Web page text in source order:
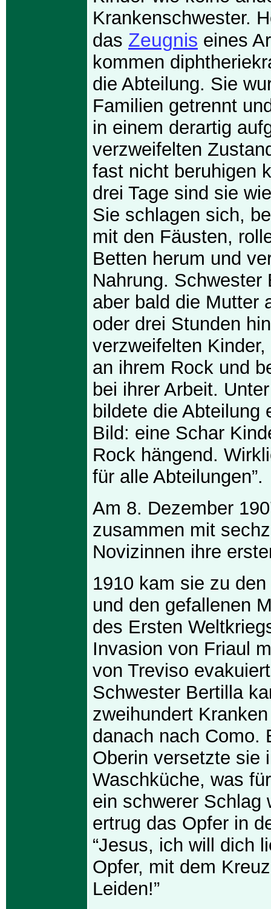
Krankenschwester.
das Zeugnis eines
kommen
die Abteilung. Sie
Familien getrennt
in einem derartig
verzweifelten
fast nicht beruhigen
drei Tage sind sie
Sie schlagen sich,
mit den Fäusten,
Betten herum und
Nahrung. Schwester
aber bald die Mutter
oder drei Stunden
verzweifelten
an ihrem Rock und
bei ihrer Arbeit.
bildete die Abteilung
Bild: eine Schar
Rock hängend.
für alle Abteilungen”.
Am 8. Dezember
zusammen mit
Novizinnen ihre
1910 kam sie zu
und den gefallenen
des Ersten
Invasion von Friaul
von Treviso
Schwester Bertilla
zweihundert
danach nach Como.
Oberin versetzte sie
Waschküche, was
ein schwerer Schlag
ertrug das Opfer in
“Jesus, ich will dich
Opfer, mit dem
Leiden!”